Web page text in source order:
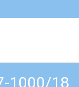
1000/18